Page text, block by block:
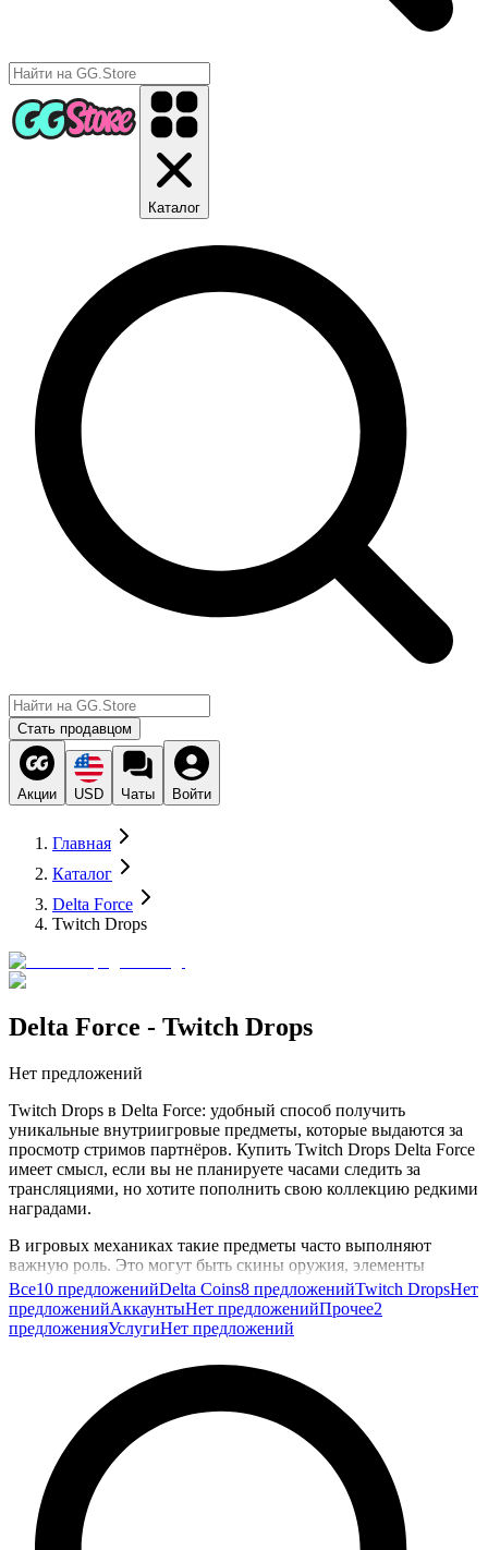
Каталог
Стать продавцом
Акции USD Чаты Войти
Главная
Каталог
Delta Force
Twitch Drops
Delta Force - Twitch Drops
Нет предложений
Twitch Drops в Delta Force: удобный способ получить
уникальные внутриигровые предметы, которые выдаются за
просмотр стримов партнёров. Купить Twitch Drops Delta Force
имеет смысл, если вы не планируете часами следить за
трансляциями, но хотите пополнить свою коллекцию редкими
наградами.
В игровых механиках такие предметы часто выполняют
важную роль. Это могут быть скины оружия, элементы
экипировки и различные бонусы, которые пригодятся в PvP-
схватках и PvE-заданиях. Наличие эксклюзивных предметов
не только выделяет вас среди других игроков, но и помогает
удобнее играть в любимые режимы, не отвлекаясь на сбор
базовых косметических элементов.
Покупка Twitch Drops особенно актуальна, если вы
пропустили период активных раздач или не хотите тратить
вечера на просмотр трансляций ради одного предмета. Это
быстрый способ закрыть пробелы в коллекции и перейти к
самому важному: игровым рейдам и рангам.
На GG.Store вы легко приобретаете Twitch Drops у других
игроков Delta Force и сразу получаете желаемые награды.
Все10 предложенийDelta Coins8 предложенийTwitch DropsНет
предложенийАккаунтыНет предложенийПрочее2
предложенияУслугиНет предложений